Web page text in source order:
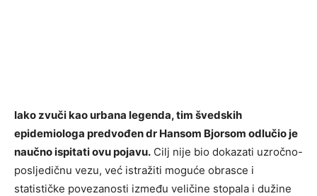
Iako zvuči kao urbana legenda, tim švedskih
epidemiologa predvođen dr Hansom Bjorsom odlučio je
naučno ispitati ovu pojavu. Cilj nije bio dokazati uzročno-
posljedičnu vezu, već istražiti moguće obrasce i
statističke povezanosti između veličine stopala i dužine